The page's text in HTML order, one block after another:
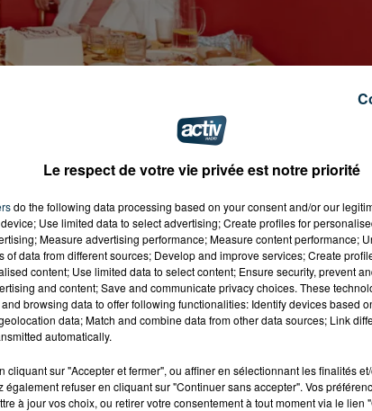
à 20h30
à 23h00
Le respect de votre vie privée est notre priorité
do the following data processing based on your consent and/or our
Use limited data to select advertising; Create profiles for
Measure advertising performance; Measure content performance;
of data from different sources; Develop and improve services; Create
content; Use limited data to select content; Ensure security, prevent
and content; Save and communicate privacy choices. These
browsing data to offer following functionalities: Identify devices based
data; Match and combine data from other data sources; Link
automatically.
cliquant sur "Accepter et fermer", ou affiner en sélectionnant les finalités
également refuser en cliquant sur "Continuer sans accepter". Vos
à jour vos choix, ou retirer votre consentement à tout moment via le lien